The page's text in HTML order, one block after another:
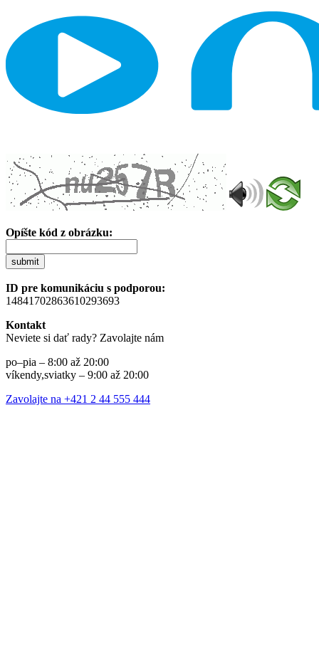
Opíšte kód z obrázku:
submit
ID pre komunikáciu s podporou:
14841702863610293693
Kontakt
Neviete si dať rady? Zavolajte nám
po–pia – 8:00 až 20:00
víkendy,sviatky – 9:00 až 20:00
Zavolajte na +421 2 44 555 444